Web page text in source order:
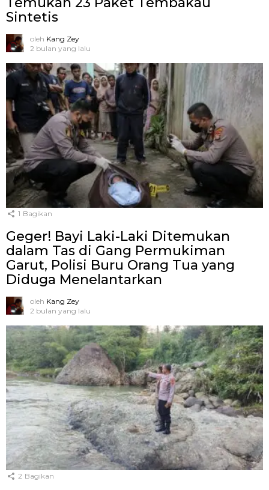
Sintetis
oleh Kang Zey
2 bulan yang lalu
1 Bagikan
Geger! Bayi Laki-Laki Ditemukan
dalam Tas di Gang Permukiman
Garut, Polisi Buru Orang Tua yang
Diduga Menelantarkan
oleh Kang Zey
2 bulan yang lalu
2 Bagikan